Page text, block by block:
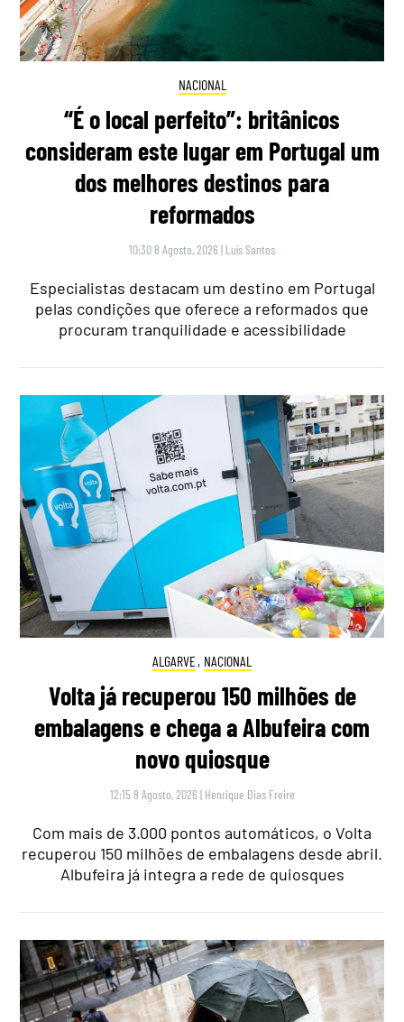
NACIONAL
“É o local perfeito”: britânicos
consideram este lugar em Portugal um
dos melhores destinos para
reformados
10:30 8 Agosto, 2026 | Luís Santos
Especialistas destacam um destino em Portugal
pelas condições que oferece a reformados que
procuram tranquilidade e acessibilidade
ALGARVE, NACIONAL
Volta já recuperou 150 milhões de
embalagens e chega a Albufeira com
novo quiosque
12:15 8 Agosto, 2026 | Henrique Dias Freire
Com mais de 3.000 pontos automáticos, o Volta
recuperou 150 milhões de embalagens desde abril.
Albufeira já integra a rede de quiosques